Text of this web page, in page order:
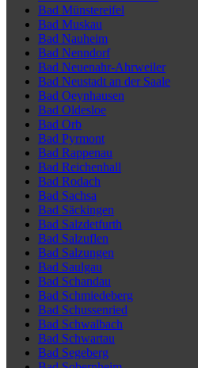
Bad Münstereifel
Bad Muskau
Bad Nauheim
Bad Nenndorf
Bad Neuenahr-Ahrweiler
Bad Neustadt an der Saale
Bad Oeynhausen
Bad Oldesloe
Bad Orb
Bad Pyrmont
Bad Rappenau
Bad Reichenhall
Bad Rodach
Bad Sachsa
Bad Säckingen
Bad Salzdetfurth
Bad Salzuflen
Bad Salzungen
Bad Saulgau
Bad Schandau
Bad Schmiedeberg
Bad Schussenried
Bad Schwalbach
Bad Schwartau
Bad Segeberg